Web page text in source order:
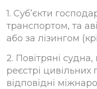
1. Суб’єкти
транспортом, та
або за лізингом
2. Повітряні
реєстрі
відповідні